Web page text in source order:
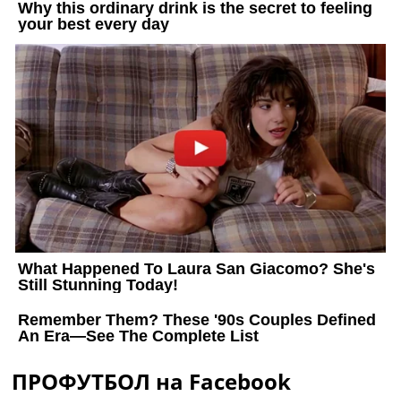
ПРОФУТБОЛ на Facebook